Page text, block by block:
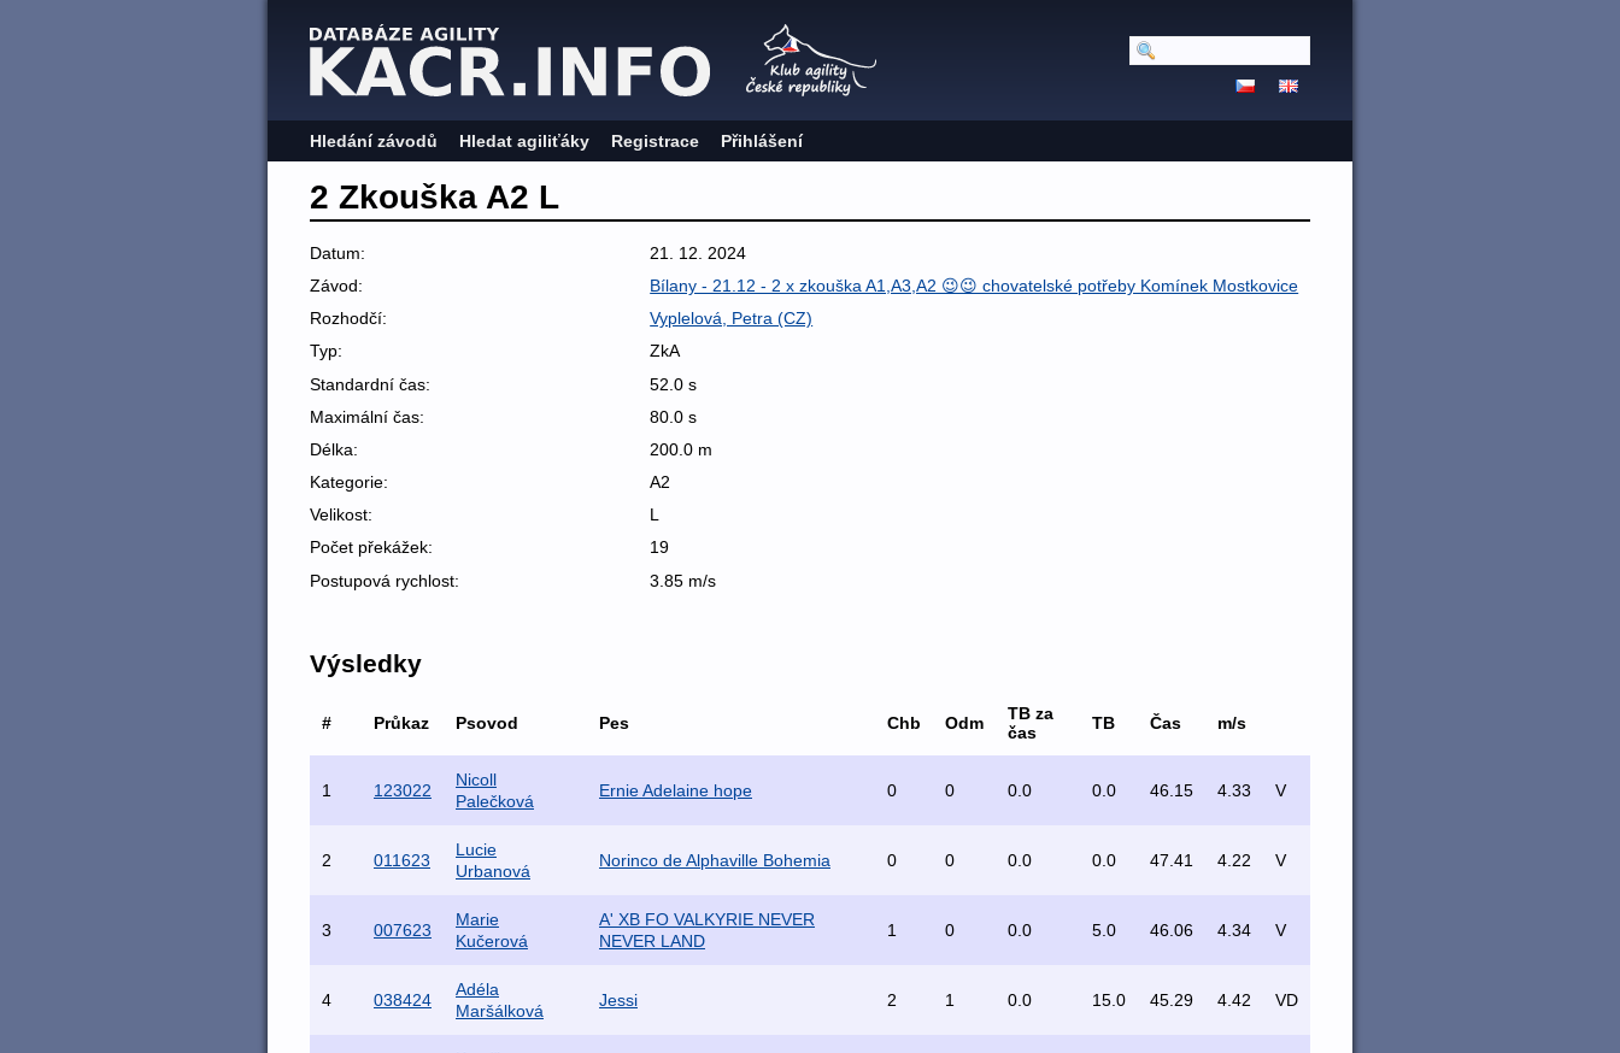
Hledání závodů Hledat agiliťáky Registrace Přihlášení
2 Zkouška A2 L
Datum:
21. 12. 2024
Závod:
Bílany - 21.12 - 2 x zkouška A1,A3,A2 😉😉 chovatelské potřeby Komínek Mostkovice
Rozhodčí:
Vyplelová, Petra (CZ)
Typ:
ZkA
Standardní čas:
52.0 s
Maximální čas:
80.0 s
Délka:
200.0 m
Kategorie:
A2
Velikost:
L
Počet překážek:
19
Postupová rychlost:
3.85 m/s
Výsledky
# Průkaz Psovod Pes Chb Odm
TB za
čas
TB Čas m/s
1 123022
Nicoll
Palečková
Ernie Adelaine hope 0 0 0.0 0.0 46.15 4.33 V
2 011623
Lucie
Urbanová
Norinco de Alphaville Bohemia 0 0 0.0 0.0 47.41 4.22 V
3 007623
Marie
Kučerová
A' XB FO VALKYRIE NEVER
NEVER LAND
1 0 0.0 5.0 46.06 4.34 V
4 038424
Adéla
Maršálková
Jessi 2 1 0.0 15.0 45.29 4.42 VD